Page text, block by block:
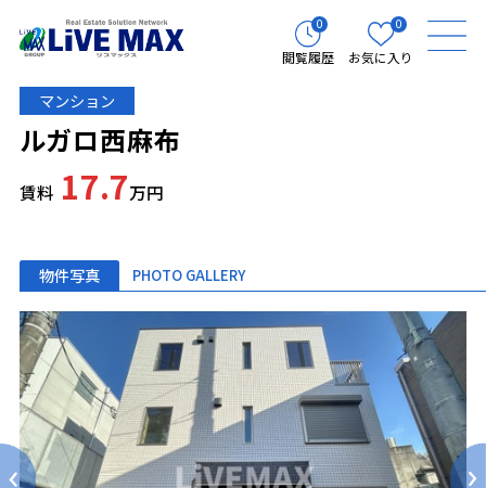
0
閲覧履歴
0
お気に入り
マンション
ルガロ西麻布
賃料 17.7万円
物件写真 PHOTO GALLERY